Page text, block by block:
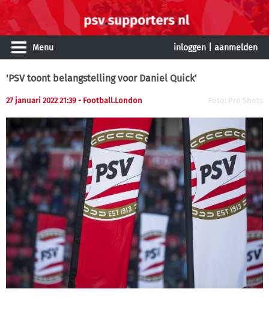
Menu inloggen aanmelden
'PSV toont belangstelling voor Daniel Quick'
27 januari 2022 21:39 - Football.London Foto: Pro Shots